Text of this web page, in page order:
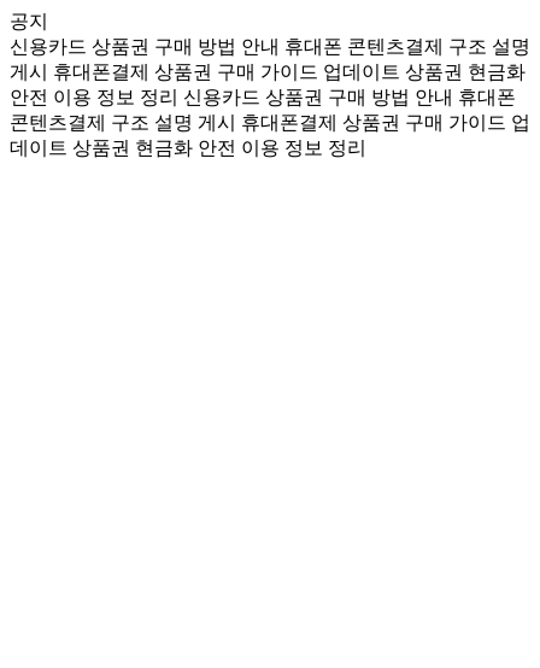
공지
신용카드 상품권 구매 방법 안내 휴대폰 콘텐츠결제 구조 설명
게시
휴대폰결제 상품권 구매 가이드 업데이트 상품권 현금화
안전 이용 정보 정리 신용카드 상품권 구매 방법 안내 휴대폰
콘텐츠결제 구조 설명 게시
휴대폰결제 상품권 구매 가이드 업
데이트 상품권 현금화 안전 이용 정보 정리